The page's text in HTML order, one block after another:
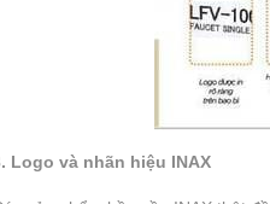
Logo và nhãn hiệu INAX